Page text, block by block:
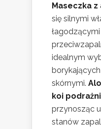
Maseczka
się silnymi
idealnym
skórnymi.
koi
przynosząc
stanów